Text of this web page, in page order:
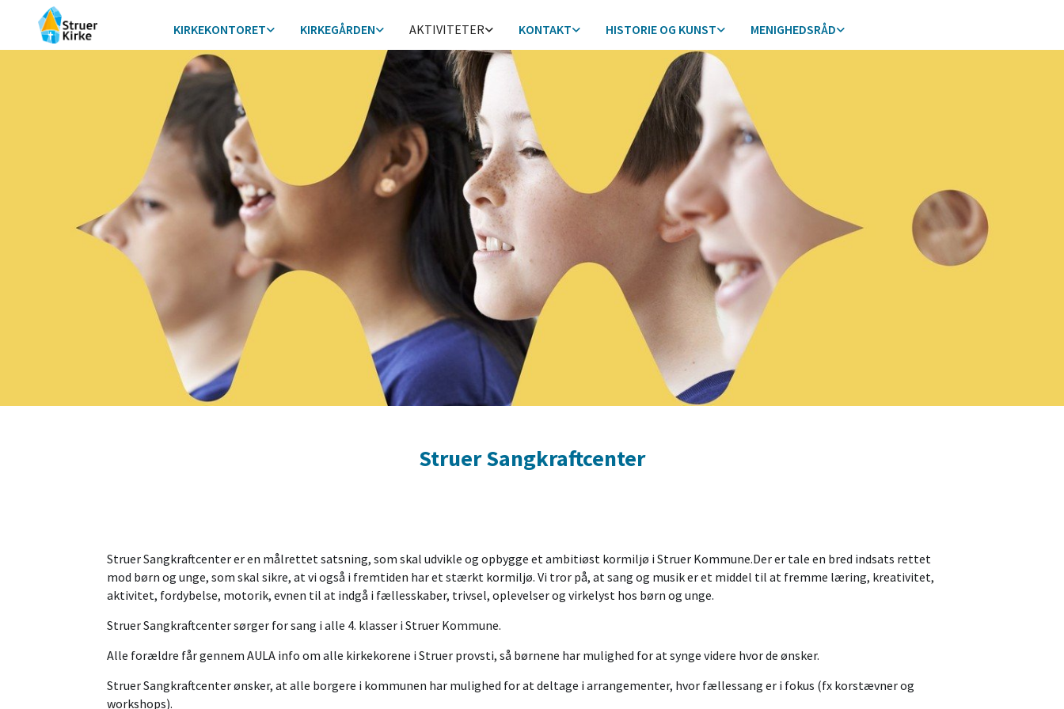
KIRKEKONTORET KIRKEGÅRDEN AKTIVITETER KONTAKT HISTORIE OG KUNST MENIGHEDSRÅD
Struer Sangkraftcenter
Struer Sangkraftcenter er en målrettet satsning, som skal udvikle og opbygge et ambitiøst kormiljø i Struer Kommune.Der er tale en bred indsats rettet
mod børn og unge, som skal sikre, at vi også i fremtiden har et stærkt kormiljø. Vi tror på, at sang og musik er et middel til at fremme læring, kreativitet,
aktivitet, fordybelse, motorik, evnen til at indgå i fællesskaber, trivsel, oplevelser og virkelyst hos børn og unge.
Struer Sangkraftcenter sørger for sang i alle 4. klasser i Struer Kommune.
Alle forældre får gennem AULA info om alle kirkekorene i Struer provsti, så børnene har mulighed for at synge videre hvor de ønsker.
Struer Sangkraftcenter ønsker, at alle borgere i kommunen har mulighed for at deltage i arrangementer, hvor fællessang er i fokus (fx korstævner og
workshops).